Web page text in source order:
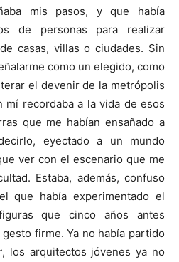
mis pasos, y que había
de personas para realizar
de casas, villas o ciudades. Sin
como un elegido, como
el devenir de la metrópolis
mí recordaba a la vida de esos
que me habían ensañado a
eyectado a un mundo
ver con el escenario que me
Estaba, además, confuso
que había experimentado el
que cinco años antes
firme. Ya no había partido
, los arquitectos jóvenes ya no